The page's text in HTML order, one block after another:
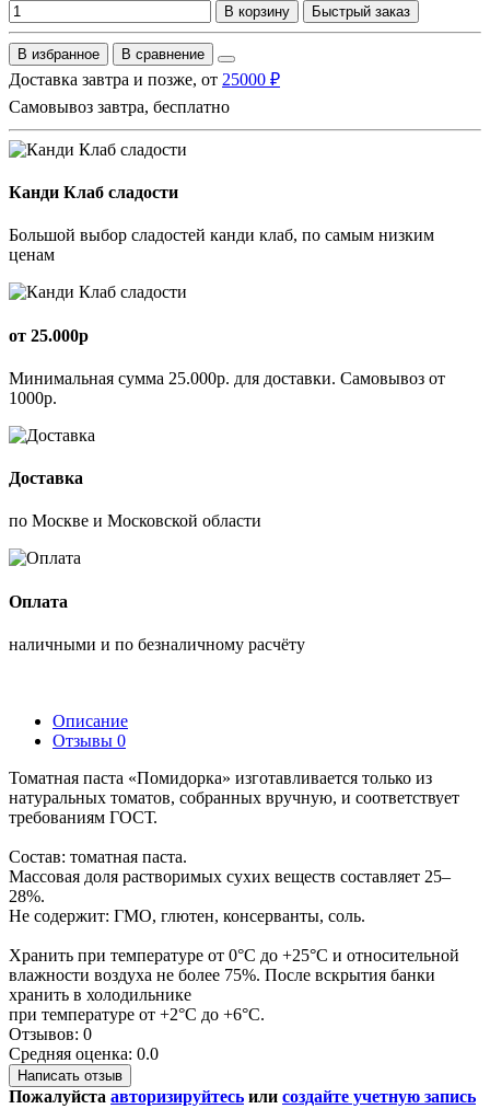
В корзину Быстрый заказ
В избранное В сравнение
Доставка завтра и позже, от 25000 ₽
Самовывоз завтра, бесплатно
Канди Клаб сладости
Большой выбор сладостей канди клаб, по самым низким
ценам
от 25.000р
Минимальная сумма 25.000р. для доставки. Самовывоз от
1000р.
Доставка
по Москве и Московской области
Оплата
наличными и по безналичному расчёту
Описание
Отзывы 0
Томатная паста «Помидорка» изготавливается только из
натуральных томатов, собранных вручную, и соответствует
требованиям ГОСТ.
Состав: томатная паста.
Массовая доля растворимых сухих веществ составляет 25–
28%.
Не содержит: ГМО, глютен, консерванты, соль.
Хранить при температуре от 0°С до +25°С и относительной
влажности воздуха не более 75%. После вскрытия банки
хранить в холодильнике
при температуре от +2°С до +6°С.
Отзывов: 0
Средняя оценка: 0.0
Написать отзыв
Пожалуйста авторизируйтесь или создайте учетную запись